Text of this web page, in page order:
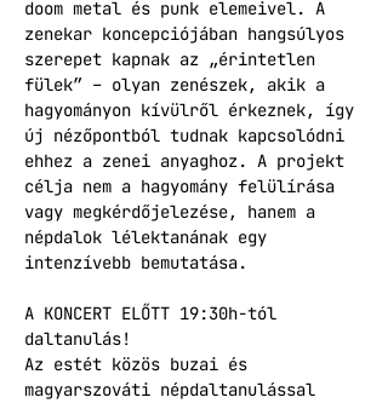
doom metal és punk elemeivel. A
zenekar koncepciójában hangsúlyos
szerepet kapnak az „érintetlen
fülek” – olyan zenészek, akik a
hagyományon kívülről érkeznek, így
új nézőpontból tudnak kapcsolódni
ehhez a zenei anyaghoz. A projekt
célja nem a hagyomány felülírása
vagy megkérdőjelezése, hanem a
népdalok lélektanának egy
intenzívebb bemutatása.
A KONCERT ELŐTT 19:30h-tól
daltanulás!
Az estét közös buzai és
magyarszováti népdaltanulással